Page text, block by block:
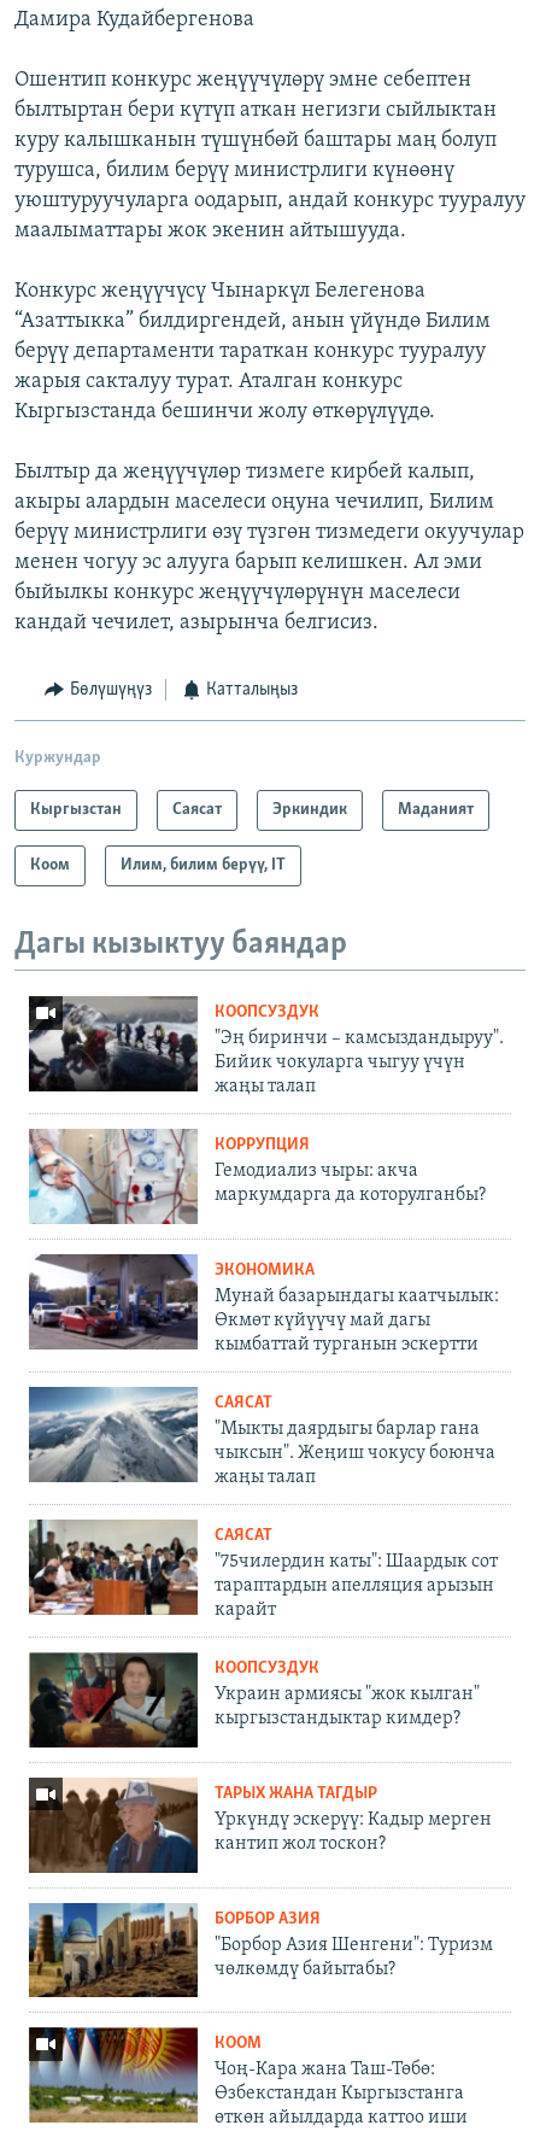
Дамира Кудайбергенова
Ошентип конкурс жеңүүчүлөрү эмне себептен
былтыртан бери күтүп аткан негизги сыйлыктан
куру калышканын түшүнбөй баштары маң болуп
турушса, билим берүү министрлиги күнөөнү
уюштуруучуларга оодарып, андай конкурс тууралуу
маалыматтары жок экенин айтышууда.
Конкурс жеңүүчүсү Чынаркүл Белегенова
“Азаттыкка” билдиргендей, анын үйүндө Билим
берүү департаменти тараткан конкурс тууралуу
жарыя сакталуу турат. Аталган конкурс
Кыргызстанда бешинчи жолу өткөрүлүүдө.
Былтыр да жеңүүчүлөр тизмеге кирбей калып,
акыры алардын маселеси оңуна чечилип, Билим
берүү министрлиги өзү түзгөн тизмедеги окуучулар
менен чогуу эс алууга барып келишкен. Ал эми
быйылкы конкурс жеңүүчүлөрүнүн маселеси
кандай чечилет, азырынча белгисиз.
Бөлүшүңүз Катталыңыз
Куржундар
Кыргызстан Саясат Эркиндик Маданият
Коом Илим, билим берүү, IT
Дагы кызыктуу баяндар
КООПСУЗДУК
"Эң биринчи – камсыздандыруу".
Бийик чокуларга чыгуу үчүн
жаңы талап
КОРРУПЦИЯ
Гемодиализ чыры: акча
маркумдарга да которулганбы?
ЭКОНОМИКА
Мунай базарындагы каатчылык:
Өкмөт күйүүчү май дагы
кымбаттай турганын эскертти
САЯСАТ
"Мыкты даярдыгы барлар гана
чыксын". Жеңиш чокусу боюнча
жаңы талап
САЯСАТ
"75чилердин каты": Шаардык сот
тараптардын апелляция арызын
карайт
КООПСУЗДУК
Украин армиясы "жок кылган"
кыргызстандыктар кимдер?
ТАРЫХ ЖАНА ТАГДЫР
Үркүндү эскерүү: Кадыр мерген
кантип жол тоскон?
БОРБОР АЗИЯ
"Борбор Азия Шенгени": Туризм
чөлкөмдү байытабы?
КООМ
Чоң-Кара жана Таш-Төбө:
Өзбекстандан Кыргызстанга
өткөн айылдарда каттоо иши